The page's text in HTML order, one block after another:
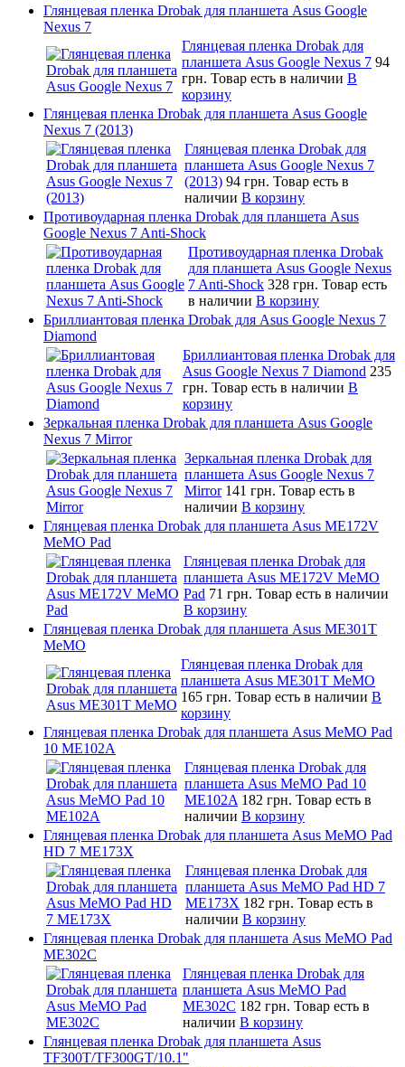
Глянцевая пленка Drobak для планшета Asus Google
Nexus 7
Глянцевая пленка Drobak для
планшета Asus Google Nexus 7 94
грн. Товар есть в наличии В
корзину
Глянцевая пленка Drobak для планшета Asus Google
Nexus 7 (2013)
Глянцевая пленка Drobak для
планшета Asus Google Nexus 7
(2013) 94 грн. Товар есть в
наличии В корзину
Противоударная пленка Drobak для планшета Asus
Google Nexus 7 Anti-Shock
Противоударная пленка Drobak
для планшета Asus Google Nexus
7 Anti-Shock 328 грн. Товар есть
в наличии В корзину
Бриллиантовая пленка Drobak для Asus Google Nexus 7
Diamond
Бриллиантовая пленка Drobak для
Asus Google Nexus 7 Diamond 235
грн. Товар есть в наличии В
корзину
Зеркальная пленка Drobak для планшета Asus Google
Nexus 7 Mirror
Зеркальная пленка Drobak для
планшета Asus Google Nexus 7
Mirror 141 грн. Товар есть в
наличии В корзину
Глянцевая пленка Drobak для планшета Asus ME172V
MeMO Pad
Глянцевая пленка Drobak для
планшета Asus ME172V MeMO
Pad 71 грн. Товар есть в наличии
В корзину
Глянцевая пленка Drobak для планшета Asus ME301T
MeMO
Глянцевая пленка Drobak для
планшета Asus ME301T MeMO
165 грн. Товар есть в наличии В
корзину
Глянцевая пленка Drobak для планшета Asus MeMO Pad
10 ME102A
Глянцевая пленка Drobak для
планшета Asus MeMO Pad 10
ME102A 182 грн. Товар есть в
наличии В корзину
Глянцевая пленка Drobak для планшета Asus MeMO Pad
HD 7 ME173X
Глянцевая пленка Drobak для
планшета Asus MeMO Pad HD 7
ME173X 182 грн. Товар есть в
наличии В корзину
Глянцевая пленка Drobak для планшета Asus MeMO Pad
ME302C
Глянцевая пленка Drobak для
планшета Asus MeMO Pad
ME302C 182 грн. Товар есть в
наличии В корзину
Глянцевая пленка Drobak для планшета Asus
TF300T/TF300GT/10.1"